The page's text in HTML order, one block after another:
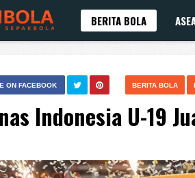
BERITA BOLA
BERITA BOLA
ON FACEBOOK
Indonesia U-19